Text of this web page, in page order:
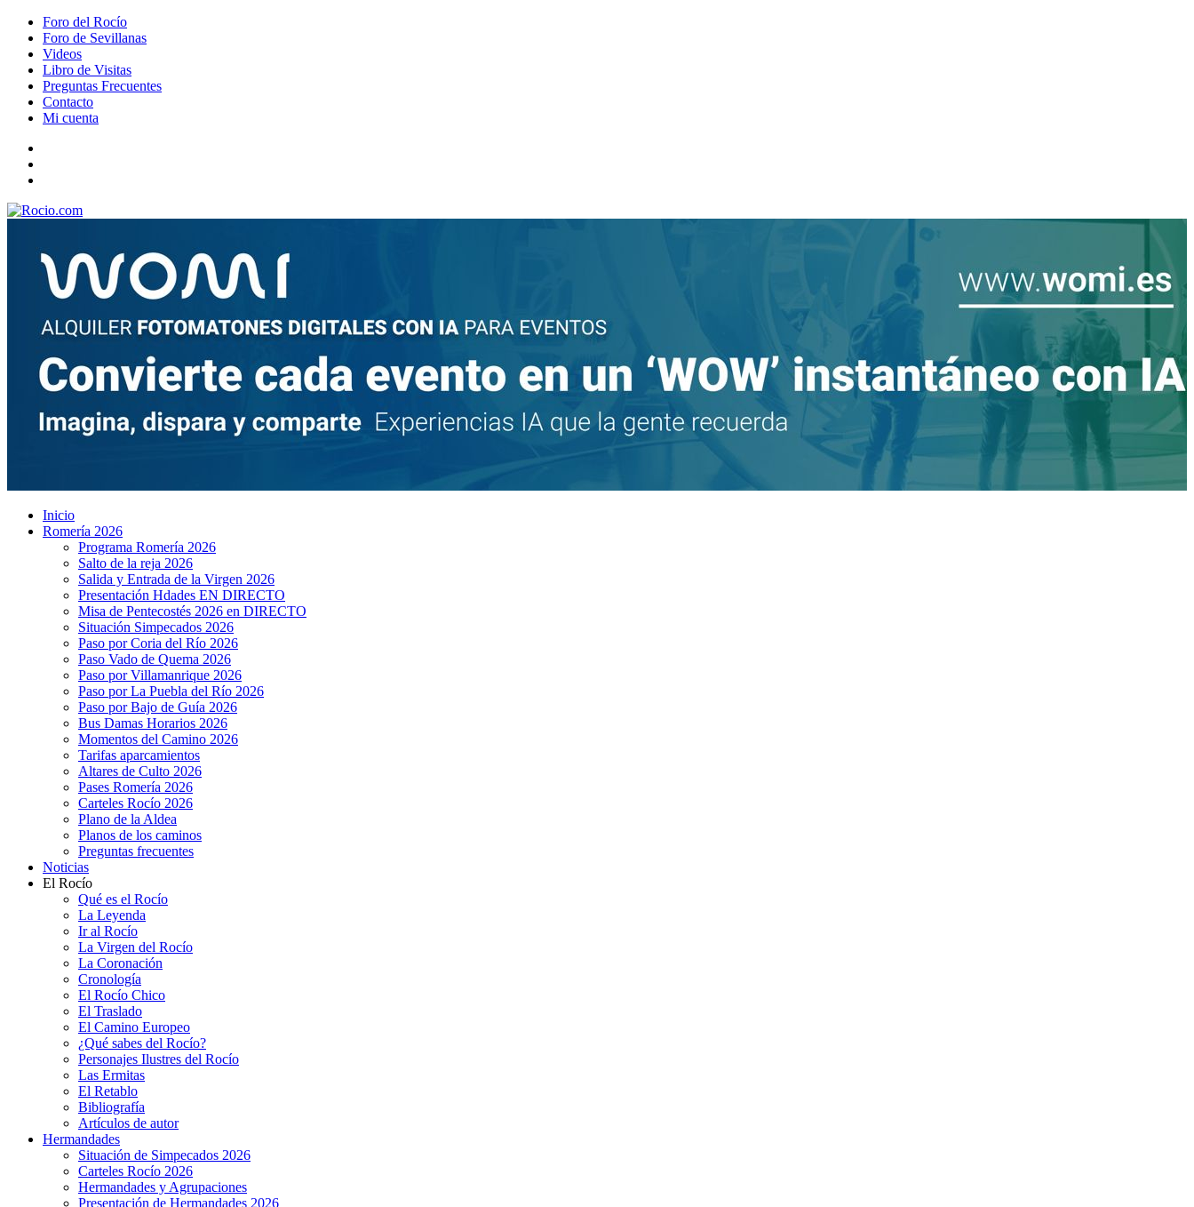
Foro del Rocío
Foro de Sevillanas
Videos
Libro de Visitas
Preguntas Frecuentes
Contacto
Mi cuenta
Inicio
Romería 2026
Programa Romería 2026
Salto de la reja 2026
Salida y Entrada de la Virgen 2026
Presentación Hdades EN DIRECTO
Misa de Pentecostés 2026 en DIRECTO
Situación Simpecados 2026
Paso por Coria del Río 2026
Paso Vado de Quema 2026
Paso por Villamanrique 2026
Paso por La Puebla del Río 2026
Paso por Bajo de Guía 2026
Bus Damas Horarios 2026
Momentos del Camino 2026
Tarifas aparcamientos
Altares de Culto 2026
Pases Romería 2026
Carteles Rocío 2026
Plano de la Aldea
Planos de los caminos
Preguntas frecuentes
Noticias
El Rocío
Qué es el Rocío
La Leyenda
Ir al Rocío
La Virgen del Rocío
La Coronación
Cronología
El Rocío Chico
El Traslado
El Camino Europeo
¿Qué sabes del Rocío?
Personajes Ilustres del Rocío
Las Ermitas
El Retablo
Bibliografía
Artículos de autor
Hermandades
Situación de Simpecados 2026
Carteles Rocío 2026
Hermandades y Agrupaciones
Presentación de Hermandades 2026